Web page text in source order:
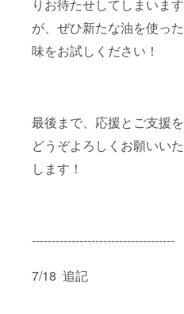
りお待たせしてしまいます
が、ぜひ新たな油を使った
味をお試しください！
最後まで、応援とご支援を
どうぞよろしくお願いいた
します！
------------------------------------
7/18 追記